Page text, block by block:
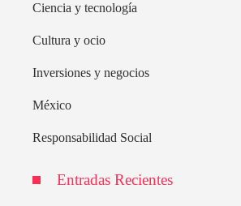
Ciencia y tecnología
Cultura y ocio
Inversiones y negocios
México
Responsabilidad Social
Entradas Recientes